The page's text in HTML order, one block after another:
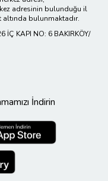
adresinin bulunduğu il
altında bulunmaktadır.
İÇ KAPI NO: 6 BAKIRKÖY/
İndirin